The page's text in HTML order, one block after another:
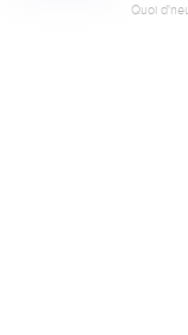
Quoi